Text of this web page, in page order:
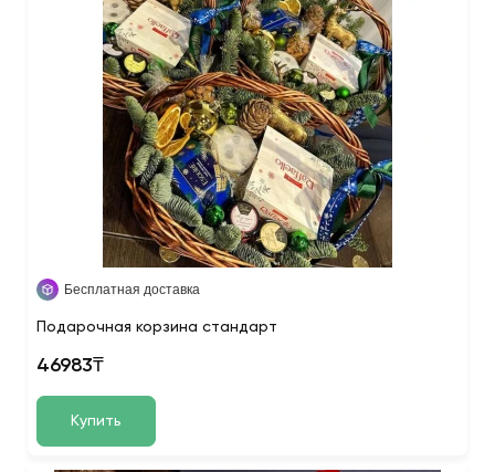
Бесплатная доставка
Подарочная корзина стандарт
46983₸
Купить